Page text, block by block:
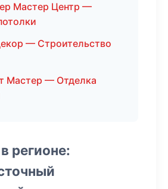
Мастер Центр —
— Строительство
Мастер — Отделка
регионе: